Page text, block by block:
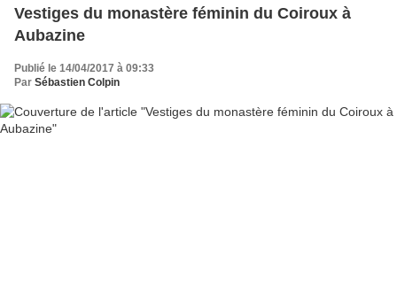
Vestiges du monastère féminin du Coiroux à
Aubazine
Publié le 14/04/2017 à 09:33
Par Sébastien Colpin